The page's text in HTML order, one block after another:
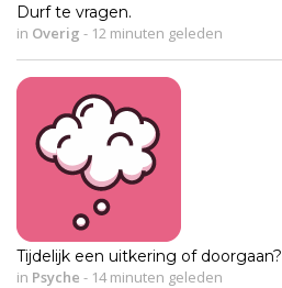
Durf te vragen.
in Overig - 12 minuten geleden
Tijdelijk een uitkering of doorgaan?
in Psyche - 14 minuten geleden